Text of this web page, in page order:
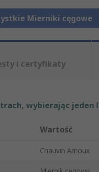
Mierniki cęgowe
i certyfikaty
wybierając jeden
Wartość
Chauvin Arnoux